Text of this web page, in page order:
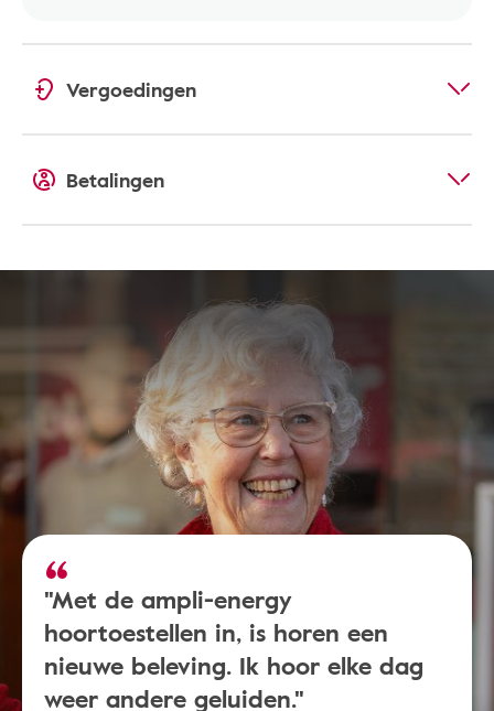
Vergoedingen
Betalingen
"Met de ampli-energy
hoortoestellen in, is horen een
nieuwe beleving. Ik hoor elke dag
weer andere geluiden."